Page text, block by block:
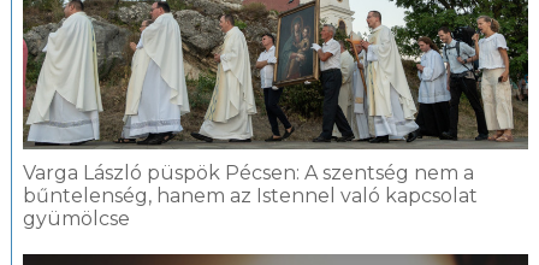
Varga László püspök Pécsen: A szentség nem a
bűntelenség, hanem az Istennel való kapcsolat
gyümölcse